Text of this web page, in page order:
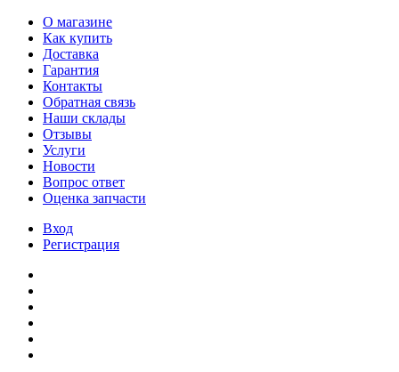
О магазине
Как купить
Доставка
Гарантия
Контакты
Обратная связь
Наши склады
Отзывы
Услуги
Новости
Вопрос ответ
Оценка запчасти
Вход
Регистрация